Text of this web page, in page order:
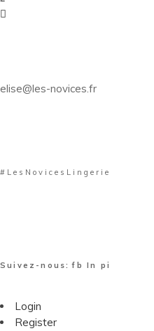
elise@les-novices.fr
#LesNovicesLingerie
Suivez-nous: fbIn pi
Login
Register